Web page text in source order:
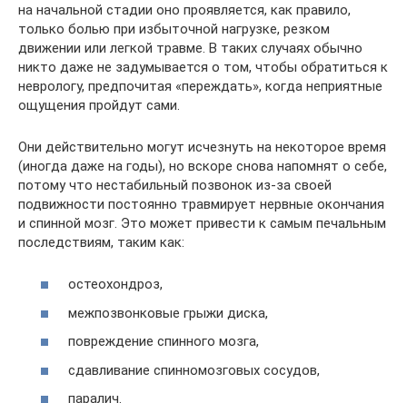
на начальной стадии оно проявляется, как правило,
только болью при избыточной нагрузке, резком
движении или легкой травме. В таких случаях обычно
никто даже не задумывается о том, чтобы обратиться к
неврологу, предпочитая «переждать», когда неприятные
ощущения пройдут сами.
Они действительно могут исчезнуть на некоторое время
(иногда даже на годы), но вскоре снова напомнят о себе,
потому что нестабильный позвонок из-за своей
подвижности постоянно травмирует нервные окончания
и спинной мозг. Это может привести к самым печальным
последствиям, таким как:
остеохондроз,
межпозвонковые грыжи диска,
повреждение спинного мозга,
сдавливание спинномозговых сосудов,
паралич.